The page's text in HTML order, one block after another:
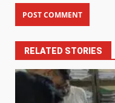
RELATED STORIES